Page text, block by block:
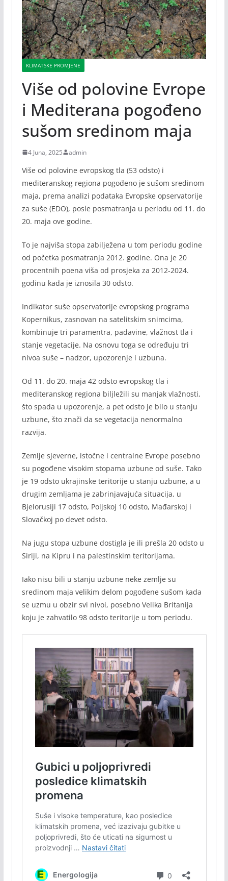
KLIMATSKE PROMJENE
Više od polovine Evrope
i Mediterana pogođeno
sušom sredinom maja
4 Juna, 2025 admin
Više od polovine evropskog tla (53 odsto) i
mediteranskog regiona pogođeno je sušom sredinom
maja, prema analizi podataka Evropske opservatorije
za suše (EDO), posle posmatranja u periodu od 11. do
20. maja ove godine.
To je najviša stopa zabilježena u tom periodu godine
od početka posmatranja 2012. godine. Ona je 20
procentnih poena viša od prosjeka za 2012-2024.
godinu kada je iznosila 30 odsto.
Indikator suše opservatorije evropskog programa
Kopernikus, zasnovan na satelitskim snimcima,
kombinuje tri paramentra, padavine, vlažnost tla i
stanje vegetacije. Na osnovu toga se određuju tri
nivoa suše – nadzor, upozorenje i uzbuna.
Od 11. do 20. maja 42 odsto evropskog tla i
mediteranskog regiona biljležili su manjak vlažnosti,
što spada u upozorenje, a pet odsto je bilo u stanju
uzbune, što znači da se vegetacija nenormalno
razvija.
Zemlje sjeverne, istočne i centralne Evrope posebno
su pogođene visokim stopama uzbune od suše. Tako
je 19 odsto ukrajinske teritorije u stanju uzbune, a u
drugim zemljama je zabrinjavajuća situacija, u
Bjelorusiji 17 odsto, Poljskoj 10 odsto, Mađarskoj i
Slovačkoj po devet odsto.
Na jugu stopa uzbune dostigla je ili prešla 20 odsto u
Siriji, na Kipru i na palestinskim teritorijama.
Iako nisu bili u stanju uzbune neke zemlje su
sredinom maja velikim delom pogođene sušom kada
se uzmu u obzir svi nivoi, posebno Velika Britanija
koju je zahvatilo 98 odsto teritorije u tom periodu.